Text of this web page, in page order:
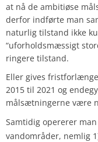
at nå de ambitiøse
derfor indførte man
naturlig tilstand ikke
“uforholdsmæssigt
ringere tilstand.
Eller gives
2015 til 2021 og
målsætningerne være
Samtidig opererer
vandområder, nemlig